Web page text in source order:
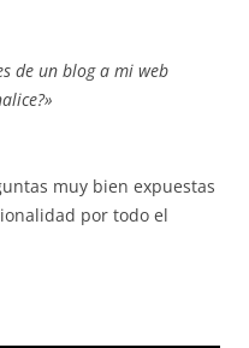
de un blog a mi web
muy bien expuestas
por todo el